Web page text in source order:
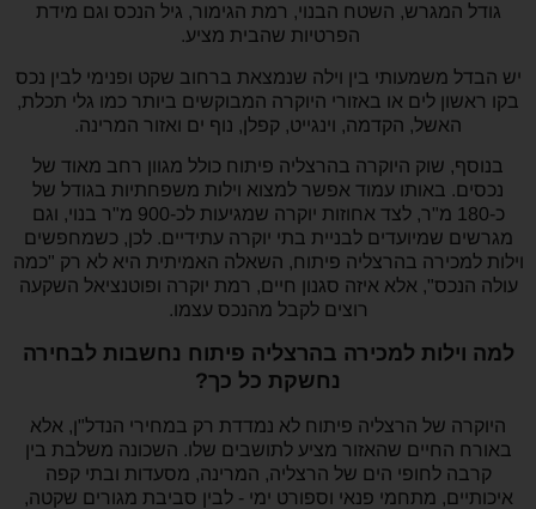
גודל המגרש, השטח הבנוי, רמת הגימור, גיל הנכס וגם מידת
הפרטיות שהבית מציע.
יש הבדל משמעותי בין וילה שנמצאת ברחוב שקט ופנימי לבין נכס
בקו ראשון לים או באזורי היוקרה המבוקשים ביותר כמו גלי תכלת,
האשל, הקדמה, וינגייט, קפלן, נוף ים ואזור המרינה.
בנוסף, שוק היוקרה בהרצליה פיתוח כולל מגוון רחב מאוד של
נכסים. באותו עמוד אפשר למצוא וילות משפחתיות בגודל של
כ-180 מ"ר, לצד אחוזות יוקרה שמגיעות לכ-900 מ"ר בנוי, וגם
מגרשים שמיועדים לבניית בתי יוקרה עתידיים. לכן, כשמחפשים
וילות למכירה בהרצליה פיתוח, השאלה האמיתית היא לא רק "כמה
עולה הנכס", אלא איזה סגנון חיים, רמת יוקרה ופוטנציאל השקעה
רוצים לקבל מהנכס עצמו.
למה וילות למכירה בהרצליה פיתוח נחשבות לבחירה
נחשקת כל כך?
היוקרה של הרצליה פיתוח לא נמדדת רק במחירי הנדל"ן, אלא
באורח החיים שהאזור מציע לתושבים שלו. השכונה משלבת בין
קרבה לחופי הים של הרצליה, המרינה, מסעדות ובתי קפה
איכותיים, מתחמי פנאי וספורט ימי - לבין סביבת מגורים שקטה,